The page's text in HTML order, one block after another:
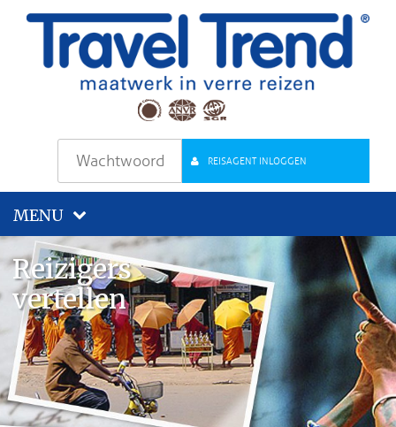
REISAGENT INLOGGEN
MENU
Reizigers
vertellen